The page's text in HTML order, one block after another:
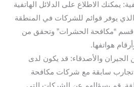
يمكنك الاطلاع على الدلائل الهاتفية
الذي يوفر قوائم للشركات في المنطقة
قسم “مكافحة الحشرات” وتحقق من
هواتفها.
الجيران والأصدقاء: قد يكون لدى
تجارب سابقة مع شركات مكافحة